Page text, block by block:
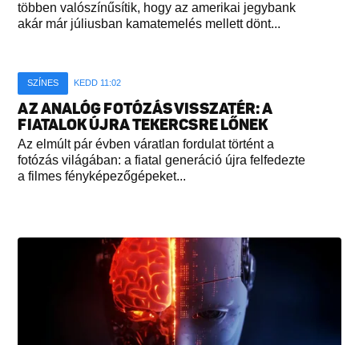
többen valószínűsítik, hogy az amerikai jegybank
akár már júliusban kamatemelés mellett dönt...
SZÍNES KEDD 11:02
AZ ANALÓG FOTÓZÁS VISSZATÉR: A
FIATALOK ÚJRA TEKERCSRE LŐNEK
Az elmúlt pár évben váratlan fordulat történt a
fotózás világában: a fiatal generáció újra felfedezte
a filmes fényképezőgépeket...